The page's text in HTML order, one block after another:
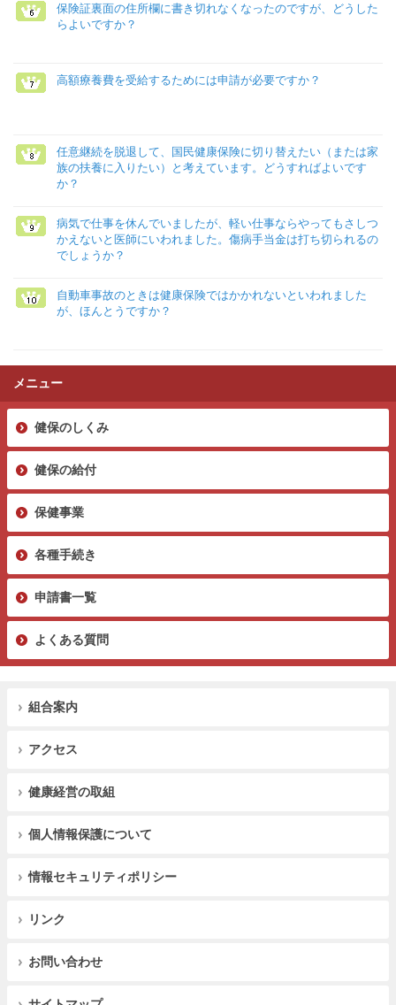
保険証裏面の住所欄に書き切れなくなったのですが、どうした
らよいですか？
高額療養費を受給するためには申請が必要ですか？
任意継続を脱退して、国民健康保険に切り替えたい（または家
族の扶養に入りたい）と考えています。どうすればよいです
か？
病気で仕事を休んでいましたが、軽い仕事ならやってもさしつ
かえないと医師にいわれました。傷病手当金は打ち切られるの
でしょうか？
自動車事故のときは健康保険ではかかれないといわれました
が、ほんとうですか？
メニュー
健保のしくみ
健保の給付
保健事業
各種手続き
申請書一覧
よくある質問
組合案内
アクセス
健康経営の取組
個人情報保護について
情報セキュリティポリシー
リンク
お問い合わせ